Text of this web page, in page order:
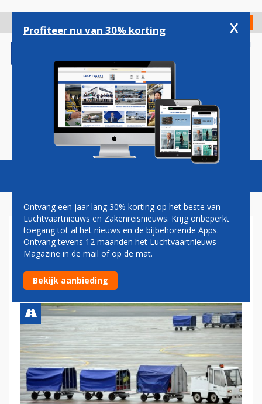
gaan
Check in
Magazine Podcasts Vacatures
OPROEP: KANKERONDERZOEK
OP SCHIPHOL NU HARD
NODIG
Profiteer nu van 30% korting x
Ontvang een jaar lang 30% korting op het beste van
Luchtvaartnieuws en Zakenreisnieuws. Krijg onbeperkt
toegang tot al het nieuws en de bijbehorende Apps.
Ontvang tevens 12 maanden het Luchtvaartnieuws
Magazine in de mail of op de mat.
Bekijk aanbieding